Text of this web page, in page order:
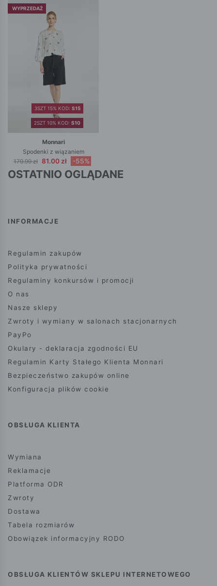
WYPRZEDAŻ
2SZT 10% KOD: S10
3SZT 15% KOD: S15
Monnari
Spodenki z wiązaniem
179.99 zł 81.00 zł -55%
OSTATNIO OGLĄDANE
INFORMACJE
Regulamin zakupów
Polityka prywatności
Regulaminy konkursów i promocji
O nas
Nasze sklepy
Zwroty i wymiany w salonach stacjonarnych
PayPo
Okulary - deklaracja zgodności EU
Regulamin Karty Stałego Klienta Monnari
Bezpieczeństwo zakupów online
Konfiguracja plików cookie
OBSŁUGA KLIENTA
Wymiana
Reklamacje
Platforma ODR
Zwroty
Dostawa
Tabela rozmiarów
Obowiązek informacyjny RODO
OBSŁUGA KLIENTÓW SKLEPU INTERNETOWEGO